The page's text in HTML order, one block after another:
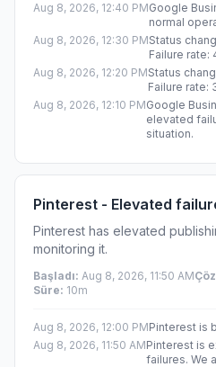
Aug 8, 2026, 12:40 PMGoogle
normal
Aug 8, 2026, 12:30 PMStatus
Failure rate:
Aug 8, 2026, 12:20 PMStatus
Failure rate:
Aug 8, 2026, 12:10 PMGoogle
elevated
situation.
Pinterest - Elevated
Pinterest has elevated
monitoring it.
Başladı: Aug 8, 2026, 11:50 AM
Süre: 10m
Aug 8, 2026, 12:00 PMPinterest is
Aug 8, 2026, 11:50 AMPinterest is
failures. We